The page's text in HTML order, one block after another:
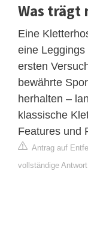
Was trägt
Eine
eine
ersten
bewährte
herhalten –
klassische
Features und
Antrag auf
vollständige